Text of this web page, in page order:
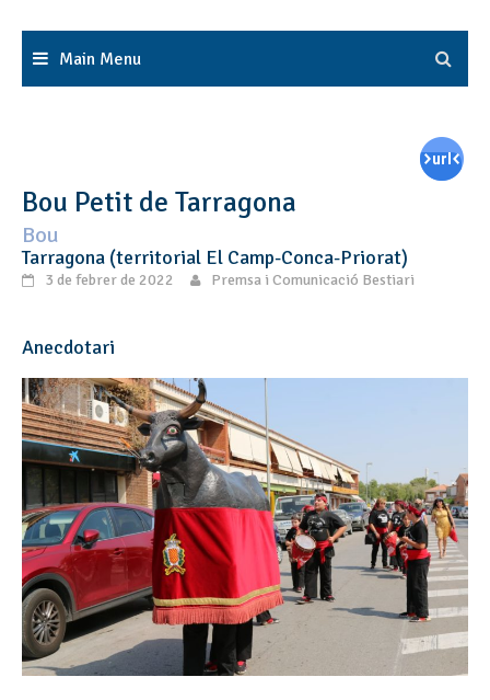
Main Menu
Bou Petit de Tarragona
Bou
Tarragona (territorial El Camp-Conca-Priorat)
3 de febrer de 2022 Premsa i Comunicació Bestiari
Anecdotari